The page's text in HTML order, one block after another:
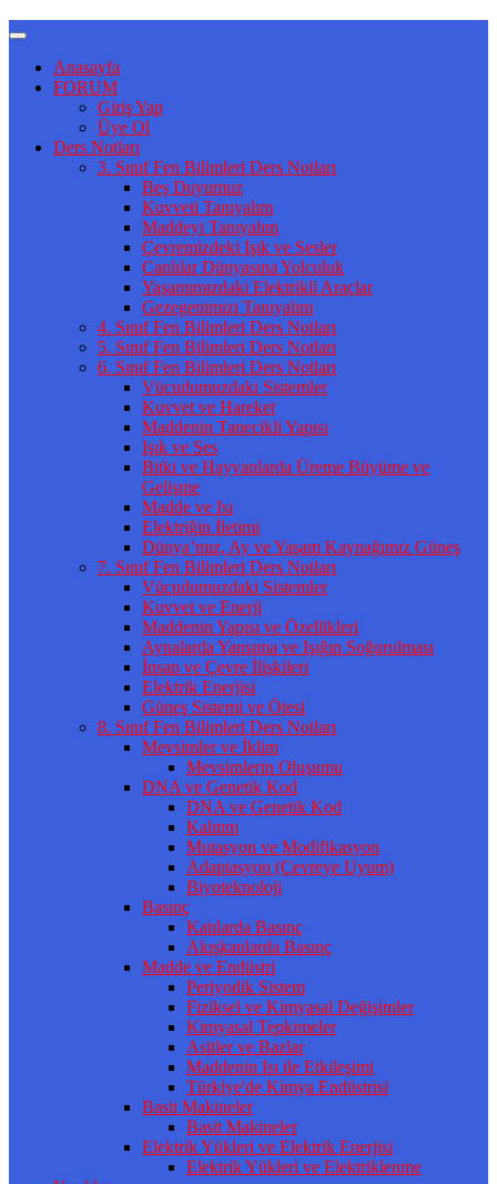
Anasayfa
FORUM
Giriş Yap
Üye Ol
Ders Notları
3. Sınıf Fen Bilimleri Ders Notları
Beş Duyumuz
Kuvveti Tanıyalım
Maddeyi Tanıyalım
Çevremizdeki Işık ve Sesler
Canlılar Dünyasına Yolculuk
Yaşamımızdaki Elektrikli Araçlar
Gezegenimizi Tanıyalım
4. Sınıf Fen Bilimleri Ders Notları
5. Sınıf Fen Bilimleri Ders Notları
6. Sınıf Fen Bilimleri Ders Notları
Vücudumuzdaki Sistemler
Kuvvet ve Hareket
Maddenin Tanecikli Yapısı
Işık ve Ses
Bitki ve Hayvanlarda Üreme Büyüme ve
Gelişme
Madde ve Isı
Elektriğin İletimi
Dünya’mız, Ay ve Yaşam Kaynağımız Güneş
7. Sınıf Fen Bilimleri Ders Notları
Vücudumuzdaki Sistemler
Kuvvet ve Enerji
Maddenin Yapısı ve Özellikleri
Aynalarda Yansıma ve Işığın Soğurulması
İnsan ve Çevre İlişkileri
Elektrik Enerjisi
Güneş Sistemi ve Ötesi
8. Sınıf Fen Bilimleri Ders Notları
Mevsimler ve İklim
Mevsimlerin Oluşumu
DNA ve Genetik Kod
DNA ve Genetik Kod
Kalıtım
Mutasyon ve Modifikasyon
Adaptasyon (Çevreye Uyum)
Biyoteknoloji
Basınç
Katılarda Basınç
Akışkanlarda Basınç
Madde ve Endüstri
Periyodik Sistem
Fiziksel ve Kimyasal Değişimler
Kimyasal Tepkimeler
Asitler ve Bazlar
Maddenin Isı ile Etkileşimi
Türkiye'de Kimya Endüstrisi
Basit Makineler
Basit Makineler
Elektrik Yükleri ve Elektrik Enerjisi
Elektrik Yükleri ve Elektriklenme